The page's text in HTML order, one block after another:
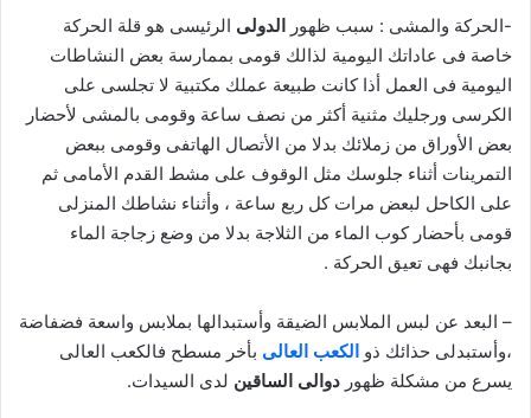
-الحركة والمشى : سبب ظهور الدولى الرئيسى هو قلة الحركة
خاصة فى عاداتك اليومية لذالك قومى بممارسة بعض النشاطات
اليومية فى العمل أذا كانت طبيعة عملك مكتبية لا تجلسى على
الكرسى ورجليك مثنية أكثر من نصف ساعة وقومى بالمشى لأحضار
بعض الأوراق من زملائك بدلا من الأتصال الهاتفى وقومى ببعض
التمرينات أثناء جلوسك مثل الوقوف على مشط القدم الأمامى ثم
على الكاحل لبعض مرات كل ربع ساعة ، وأثناء نشاطك المنزلى
قومى بأحضار كوب الماء من الثلاجة بدلا من وضع زجاجة الماء
بجانبك فهى تعيق الحركة .
– البعد عن لبس الملابس الضيقة وأستبدالها بملابس واسعة فضفاضة
،وأستبدلى حذائك ذو الكعب العالى بأخر مسطح فالكعب العالى
يسرع من مشكلة ظهور دوالى الساقين لدى السيدات.